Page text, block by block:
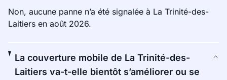
Non, aucune panne n’a été signalée à La Trinité-des-
Laitiers en août 2026.
La couverture mobile de La Trinité-des-
Laitiers va-t-elle bientôt s’améliorer ou se